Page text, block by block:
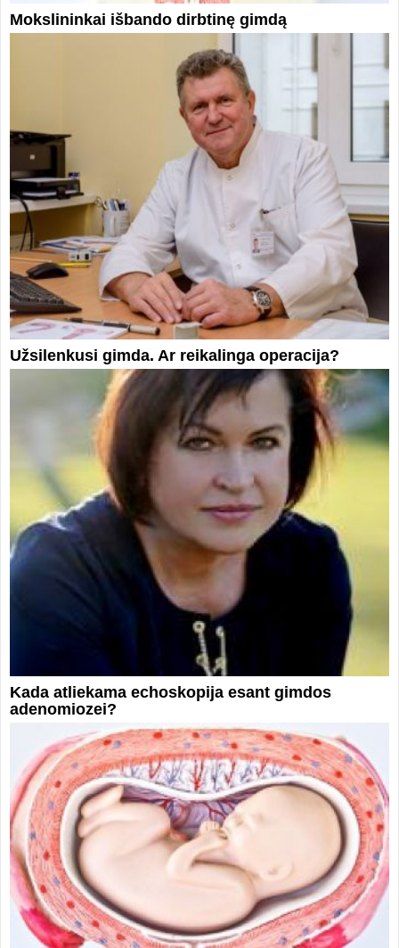
Mokslininkai išbando dirbtinę gimdą
Užsilenkusi gimda. Ar reikalinga operacija?
Kada atliekama echoskopija esant gimdos
adenomiozei?